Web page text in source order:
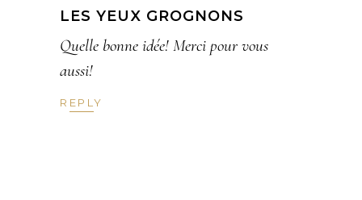
LES YEUX GROGNONS
Quelle bonne idée! Merci pour vous
aussi!
REPLY